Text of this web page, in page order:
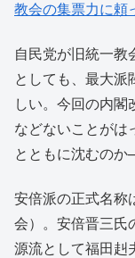
教会の集票力に頼
自民党が旧統一教
としても、最大派
しい。今回の内閣
などないことがは
とともに沈むのか
安倍派の正式名称
会）。安倍晋三氏
源流として福田赳